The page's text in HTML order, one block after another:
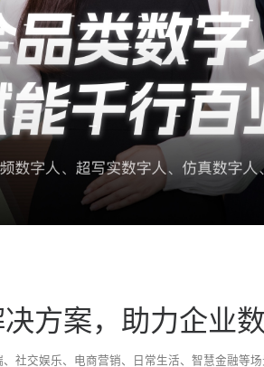
方案，助力企业
社交娱乐、电商营销、日常生活、智慧金融等